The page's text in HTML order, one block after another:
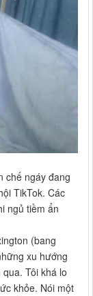
chế ngáy đang
TikTok. Các
ngủ tiềm ẩn
(bang
xu hướng
Tôi khá lo
khỏe. Nói một